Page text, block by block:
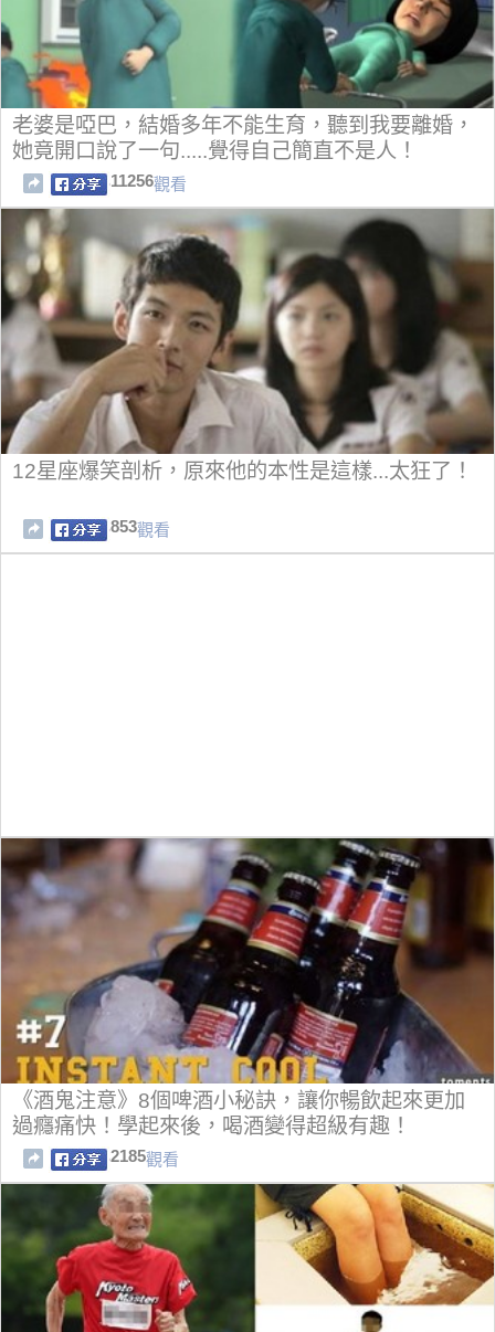
老婆是啞巴，結婚多年不能生育，聽到我要離婚，
她竟開口說了一句.....覺得自己簡直不是人！
11256觀看
12星座爆笑剖析，原來他的本性是這樣...太狂了！
853觀看
《酒鬼注意》8個啤酒小秘訣，讓你暢飲起來更加
過癮痛快！學起來後，喝酒變得超級有趣！
2185觀看